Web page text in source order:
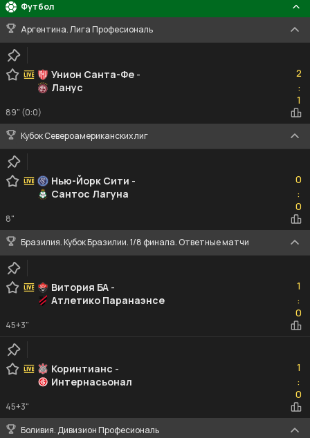
Футбол
Аргентина. Лига Професиональ
Унион Санта-Фе -
Ланус
2
:1
1
89" (0:0)
Кубок Североамериканских лиг
Нью-Йорк Сити -
Сантос Лагуна
0
:0
0
8"
Бразилия. Кубок Бразилии. 1/8 финала. Ответные матчи
Витория БА -
Атлетико Паранаэнсе
1
:0
0
45+3"
Коринтианс -
Интернасьонал
1
:0
0
45+3"
Боливия. Дивизион Професиональ